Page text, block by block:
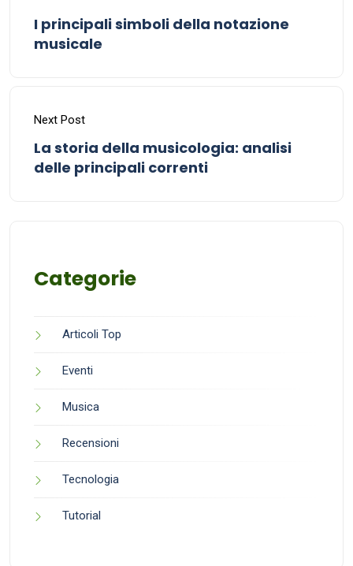
I principali simboli della notazione
musicale
Next Post
La storia della musicologia: analisi
delle principali correnti
Categorie
Articoli Top
Eventi
Musica
Recensioni
Tecnologia
Tutorial